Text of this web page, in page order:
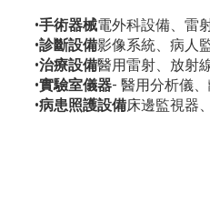
•手術器械電外科設備、雷
•診斷設備影像系統、病人
•治療設備醫用雷射、放射
•實驗室儀器- 醫用分析儀
•病患照護設備床邊監視器